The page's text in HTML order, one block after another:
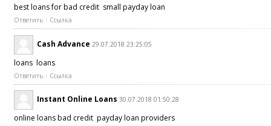
best loans for bad credit small payday loan
Ответить Ссылка
Cash Advance 29.07.2018 23:25:05
loans loans
Ответить Ссылка
Instant Online Loans 30.07.2018 01:50:28
online loans bad credit payday loan providers